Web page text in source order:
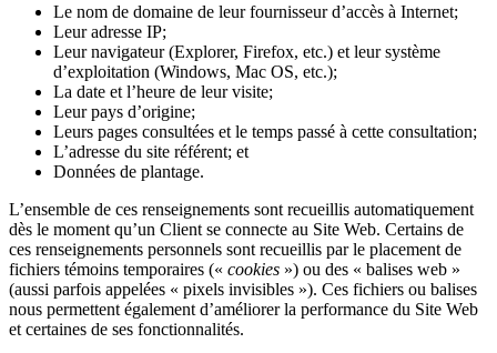
Le nom de domaine de leur fournisseur d’accès à Internet;
Leur adresse IP;
Leur navigateur (Explorer, Firefox, etc.) et leur système
d’exploitation (Windows, Mac OS, etc.);
La date et l’heure de leur visite;
Leur pays d’origine;
Leurs pages consultées et le temps passé à cette consultation;
L’adresse du site référent; et
Données de plantage.
L’ensemble de ces renseignements sont recueillis automatiquement
dès le moment qu’un Client se connecte au Site Web. Certains de
ces renseignements personnels sont recueillis par le placement de
fichiers témoins temporaires (« cookies ») ou des « balises web »
(aussi parfois appelées « pixels invisibles »). Ces fichiers ou balises
nous permettent également d’améliorer la performance du Site Web
et certaines de ses fonctionnalités.